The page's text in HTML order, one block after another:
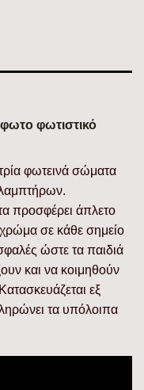
φωτιστικό
φωτεινά σώματα
προσφέρει άπλετο
σε κάθε σημείο
ώστε τα παιδιά
και να κοιμηθούν
εξ
τα υπόλοιπα